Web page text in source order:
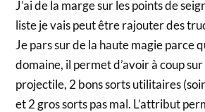
J’ai de la marge sur les points de
liste je vais peut être rajouter des
Je pars sur de la haute magie parce
domaine, il permet d’avoir à coup
projectile, 2 bons sorts utilitaires
et 2 gros sorts pas mal. L’attribut